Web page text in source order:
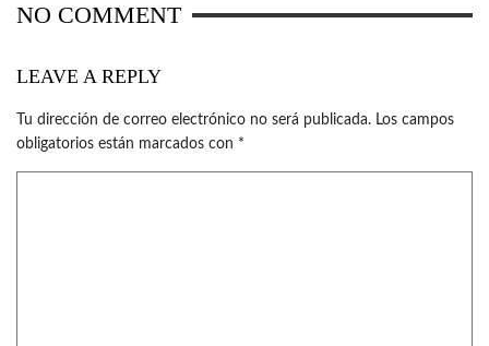
NO COMMENT
LEAVE A REPLY
Tu dirección de correo electrónico no será publicada. Los campos
obligatorios están marcados con *